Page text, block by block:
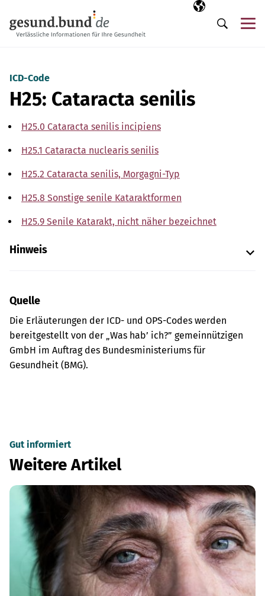
Ausgewählte
DE
Suche
ICD-Code
H25: Cataracta senilis
H25.0 Cataracta senilis incipiens
H25.1 Cataracta nuclearis senilis
H25.2 Cataracta senilis, Morgagni-Typ
H25.8 Sonstige senile Kataraktformen
H25.9 Senile Katarakt, nicht näher bezeichnet
Hinweis
Quelle
Die Erläuterungen der ICD- und OPS-Codes werden
bereitgestellt von der „Was hab’ ich?” gemeinnützigen
GmbH im Auftrag des Bundesministeriums für
Gesundheit (BMG).
Gut informiert
Weitere Artikel